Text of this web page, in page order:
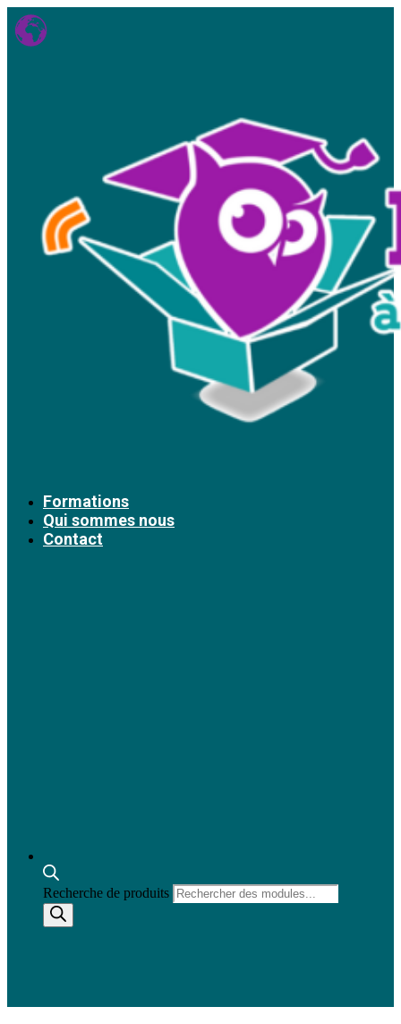
Formations
Qui sommes nous
Contact
Recherche de produits